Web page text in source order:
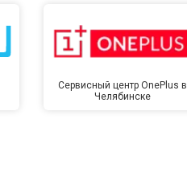
Сервисный центр OnePlus в
Челябинске